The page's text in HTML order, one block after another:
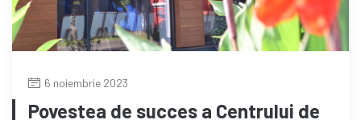
6 noiembrie 2023
Povestea de succes a Centrului de